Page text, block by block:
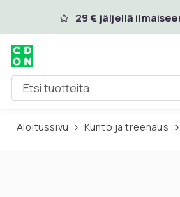
Ohita ja siirry pääsisältöön
29 € jäljellä
Etsi tuotteita
Aloitussivu Kunto ja treenaus